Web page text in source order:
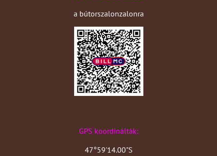
a bútorszalonzalonra
GPS koordinálták:
47°59'14.00"S